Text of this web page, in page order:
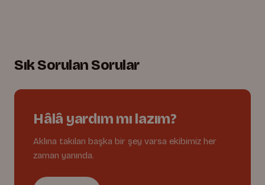
Sık Sorulan Sorular
Hâlâ yardım mı lazım?
Aklına takılan başka bir şey varsa ekibimiz her
zaman yanında.